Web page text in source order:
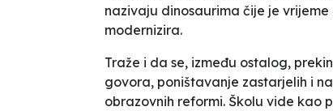
nazivaju dinosaurima čije je
modernizira.
Traže i da se, između ostalog,
govora, poništavanje zastarjelih i
obrazovnih reformi. Školu vide kao